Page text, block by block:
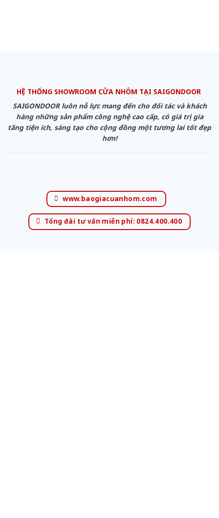
HỆ THỐNG SHOWROOM CỬA NHÔM TẠI SAIGONDOOR
SAIGONDOOR luôn nỗ lực mang đến cho đối tác và khách
hàng những sản phẩm công nghệ cao cấp, có giá trị gia
tăng tiện ích, sáng tạo cho cộng đồng một tương lai tốt đẹp
hơn!
www.baogiacuanhom.com
Tổng đài tư vấn miễn phí: 0824.400.400